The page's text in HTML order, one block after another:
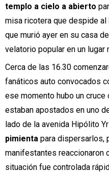
templo a cielo a abierto
misa ricotera que despide al
que murió ayer en su casa
velatorio popular en un lugar
Cerca de las 16.30
fanáticos auto convocados
ese momento hubo un
estaban apostados en uno
lado de la avenida Hipólito
pimienta para dispersarlos,
manifestantes reaccionaron
situación fue controlada